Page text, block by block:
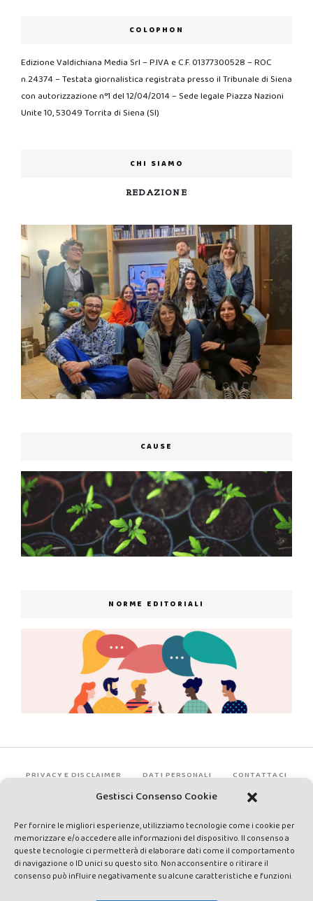
Gestisci Consenso Cookie
Per fornire le migliori esperienze, utilizziamo tecnologie come i cookie per
memorizzare e/o accedere alle informazioni del dispositivo. Il consenso a
queste tecnologie ci permetterà di elaborare dati come il comportamento
di navigazione o ID unici su questo sito. Non acconsentire o ritirare il
consenso può influire negativamente su alcune caratteristiche e funzioni.
COLOPHON
Edizione Valdichiana Media Srl – P.IVA e C.F. 01377300528 – ROC
n.24374 – Testata giornalistica registrata presso il Tribunale di Siena
con autorizzazione n°1 del 12/04/2014 – Sede legale Piazza Nazioni
Unite 10, 53049 Torrita di Siena (SI)
CHI SIAMO
REDAZIONE
CAUSE
NORME EDITORIALI
PRIVACY E DISCLAIMER DATI PERSONALI CONTATTACI